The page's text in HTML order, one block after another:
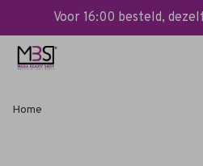
Voor 16:00 besteld,
Home